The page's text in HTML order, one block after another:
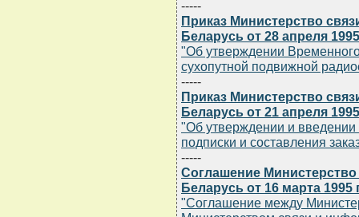
-----
Приказ Министерство
Беларусь от 28 апреля
"Об утверждении
сухопутной подвижной
-----
Приказ Министерство
Беларусь от 21 апреля
"Об утверждении и
подписки и составления
-----
Соглашение
Беларусь от 16 марта 1995
"Соглашение между